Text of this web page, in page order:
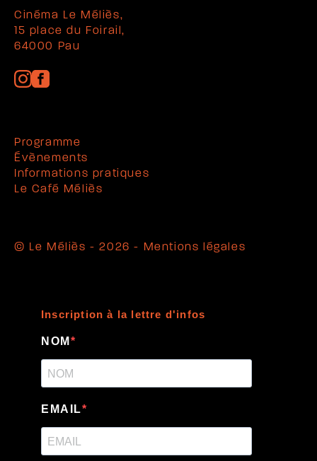
Cinéma Le Méliès,
15 place du Foirail,
64000 Pau
Programme
Évènements
Informations pratiques
Le Café Méliès
© Le Méliès - 2026 - Mentions légales
Inscription à la lettre d'infos
NOM
EMAIL